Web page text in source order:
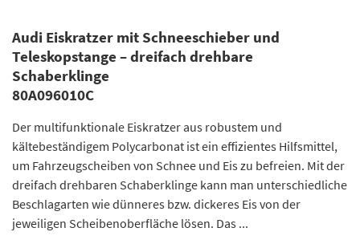
Audi Eiskratzer mit Schneeschieber und
Teleskopstange – dreifach drehbare
Schaberklinge
80A096010C
Der multifunktionale Eiskratzer aus robustem und
kältebeständigem Polycarbonat ist ein effizientes Hilfsmittel,
um Fahrzeugscheiben von Schnee und Eis zu befreien. Mit der
dreifach drehbaren Schaberklinge kann man unterschiedliche
Beschlagarten wie dünneres bzw. dickeres Eis von der
jeweiligen Scheibenoberfläche lösen. Das ...